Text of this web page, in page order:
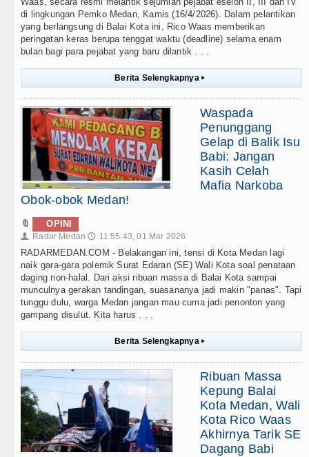
di lingkungan Pemko Medan, Kamis (16/4/2026). Dalam pelantikan
yang berlangsung di Balai Kota ini, Rico Waas memberikan
peringatan keras berupa tenggat waktu (deadline) selama enam
bulan bagi para pejabat yang baru dilantik . . .
Berita Selengkapnya ▸
Waspada
Penunggang
Gelap di Balik Isu
Babi: Jangan
Kasih Celah
Mafia Narkoba
Obok-obok Medan!
🔖 OPINI
👤 Radar Medan 🕔 11:55:43, 01 Mar 2026
RADARMEDAN.COM - Belakangan ini, tensi di Kota Medan lagi
naik gara-gara polemik Surat Edaran (SE) Wali Kota soal penataan
daging non-halal. Dari aksi ribuan massa di Balai Kota sampai
munculnya gerakan tandingan, suasananya jadi makin "panas". Tapi
tunggu dulu, warga Medan jangan mau cuma jadi penonton yang
gampang disulut. Kita harus . . .
Berita Selengkapnya ▸
Ribuan Massa
Kepung Balai
Kota Medan, Wali
Kota Rico Waas
Akhirnya Tarik SE
Dagang Babi